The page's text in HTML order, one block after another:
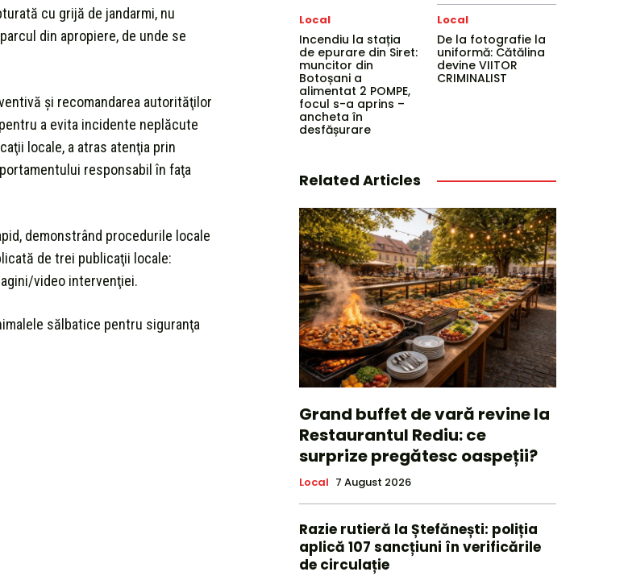
cu grijă de jandarmi, nu
din apropiere, de unde se
şi recomandarea autorităţilor
a evita incidente neplăcute
locale, a atras atenţia prin
responsabil în faţa
demonstrând procedurile locale
de trei publicaţii locale:
video intervenţiei.
sălbatice pentru siguranţa
Local
Incendiu la stația
de epurare din Siret:
muncitor din
Botoșani a
alimentat 2 POMPE,
focul s-a aprins –
ancheta în
desfășurare
Local
De la fotografie la
uniformă: Cătălina
devine VIITOR
CRIMINALIST
Related Articles
Grand buffet de vară revine la
Restaurantul Rediu: ce
surprize pregătesc oaspeții?
Local 7 August 2026
Razie rutieră la Ștefănești: poliția
aplică 107 sancțiuni în verificările
de circulație